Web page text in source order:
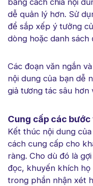
bằng cách chia nội
dễ quản lý hơn. Sử
để sắp xếp ý tưởng
dòng hoặc danh
Các đoạn văn ngắn
nội dung của bạn dễ
giả tương tác sâu hơn
Cung cấp các
Kết thúc nội dung
cách cung cấp cho
ràng. Cho dù đó là
đọc, khuyến khích họ
trong phần nhận xét